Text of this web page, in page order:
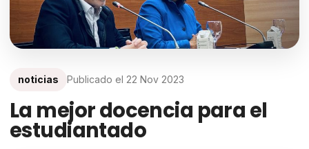
noticias Publicado el 22 Nov 2023
La mejor docencia para el
estudiantado